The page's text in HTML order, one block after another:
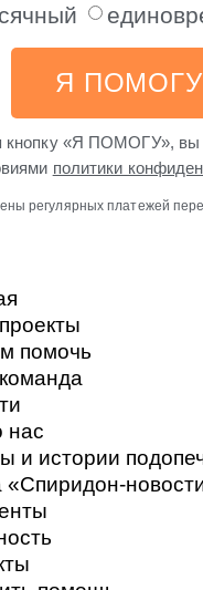
Я ПОМОГУ
кнопку «Я ПОМОГУ», вы
политики
регулярных платежей
помочь
и истории
«Спиридон-